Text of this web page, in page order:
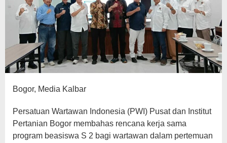
Bogor, Media Kalbar
Persatuan Wartawan Indonesia (PWI) Pusat dan Institut
Pertanian Bogor membahas rencana kerja sama
program beasiswa S 2 bagi wartawan dalam pertemuan